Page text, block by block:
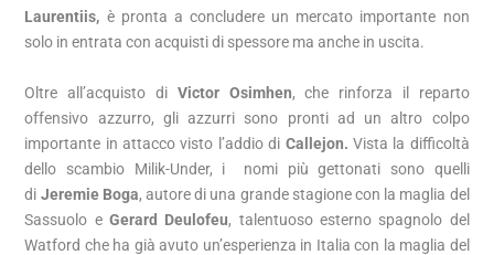
Laurentiis, è pronta a concludere un mercato importante non
solo in entrata con acquisti di spessore ma anche in uscita.
Oltre all’acquisto di Victor Osimhen, che rinforza il reparto
offensivo azzurro, gli azzurri sono pronti ad un altro colpo
importante in attacco visto l’addio di Callejon. Vista la difficoltà
dello scambio Milik-Under, i nomi più gettonati sono quelli
di Jeremie Boga, autore di una grande stagione con la maglia del
Sassuolo eGerard Deulofeu, talentuoso esterno spagnolo del
Watford che ha già avuto un’esperienza in Italia con la maglia del